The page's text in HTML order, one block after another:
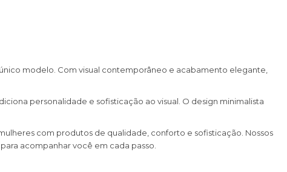
modelo. Com visual contemporâneo e acabamento elegante,
personalidade e sofisticação ao visual. O design minimalista
com produtos de qualidade, conforto e sofisticação. Nossos
acompanhar você em cada passo.